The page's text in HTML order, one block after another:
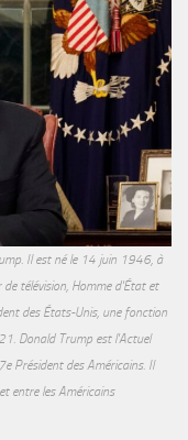
Il est né le 14 juin 1946, à
télévision, Homme d'État et
des États-Unis, une fonction
Donald Trump est l'Actuel
Président des Américains. Il
entre les Américains